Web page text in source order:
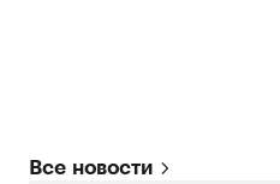
Все новости